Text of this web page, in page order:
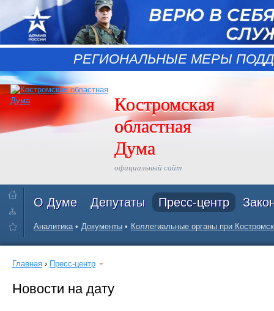
РЕГИОНАЛЬНЫЕ МЕРЫ
Костромская
областная
Дума
официальный сайт
О Думе Депутаты Пресс-центр
Аналитика Документы Коллегиальные органы при
Главная › Пресс-центр
Новости на дату